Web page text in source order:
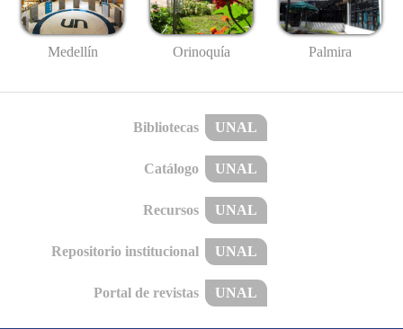
Medellín Orinoquía Palmira
Bibliotecas UNAL
Catálogo UNAL
Recursos UNAL
Repositorio institucional UNAL
Portal de revistas UNAL